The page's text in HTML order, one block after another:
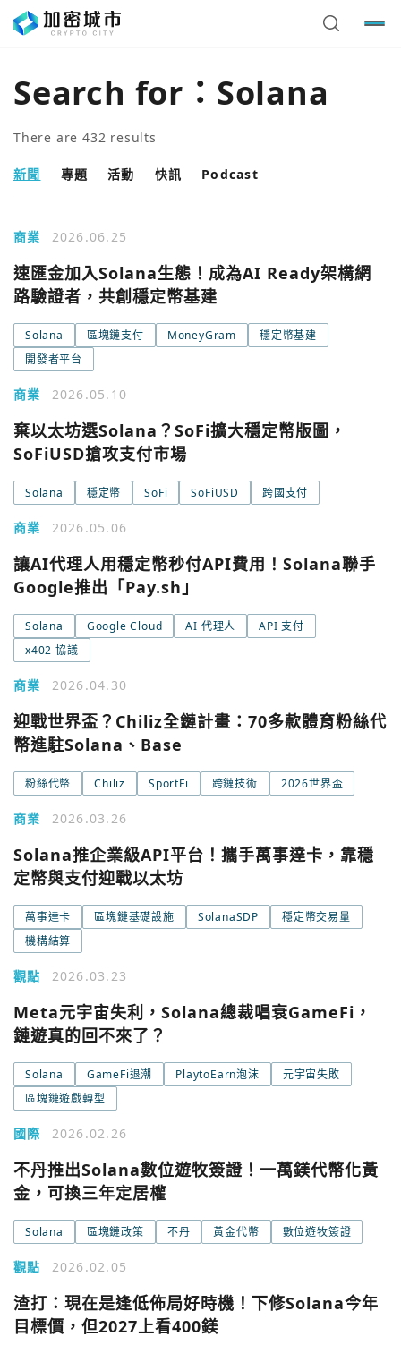
Search for： Solana
There are 432 results
新聞 專題 活動 快訊 Podcast
商業 2026.06.25
速匯金加入Solana生態！成為AI Ready架構網
路驗證者，共創穩定幣基建
Solana 區塊鏈支付 MoneyGram
穩定幣基建
開發者平台
商業 2026.05.10
棄以太坊選Solana？SoFi擴大穩定幣版圖，
SoFiUSD搶攻支付市場
Solana 穩定幣 SoFi SoFiUSD 跨國支付
商業 2026.05.06
讓AI代理人用穩定幣秒付API費用！Solana聯手
Google推出「Pay.sh」
Solana Google Cloud AI 代理人
API 支付
x402 協議
商業 2026.04.30
迎戰世界盃？Chiliz全鏈計畫：70多款體育粉絲代
幣進駐Solana、Base
粉絲代幣 Chiliz SportFi 跨鏈技術 2026世界盃
商業 2026.03.26
Solana推企業級API平台！攜手萬事達卡，靠穩
定幣與支付迎戰以太坊
萬事達卡 區塊鏈基礎設施 SolanaSDP
穩定幣交易量
機構結算
觀點 2026.03.23
Meta元宇宙失利，Solana總裁唱衰GameFi，
鏈遊真的回不來了？
Solana GameFi退潮 PlaytoEarn泡沫
元宇宙失敗
區塊鏈遊戲轉型
國際 2026.02.26
不丹推出Solana數位遊牧簽證！一萬鎂代幣化黃
金，可換三年定居權
Solana 區塊鏈政策 不丹 黃金代幣 數位遊牧簽證
觀點 2026.02.05
渣打：現在是逢低佈局好時機！下修Solana今年
目標價，但2027上看400鎂
使用以下帳號繼續
Google
Apple
您已閒置5分鐘，請點擊關閉按鈕或空白處，即可回到加密
今日熱門
關閉